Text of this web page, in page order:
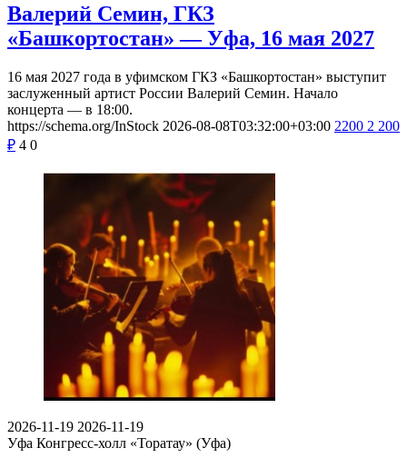
Валерий Семин, ГКЗ
«Башкортостан» — Уфа, 16 мая 2027
16 мая 2027 года в уфимском ГКЗ «Башкортостан» выступит
заслуженный артист России Валерий Семин. Начало
концерта — в 18:00.
https://schema.org/InStock 2026-08-08T03:32:00+03:00 2200 2 200
₽ 4 0
2026-11-19 2026-11-19
Уфа Конгресс-холл «Торатау» (Уфа)